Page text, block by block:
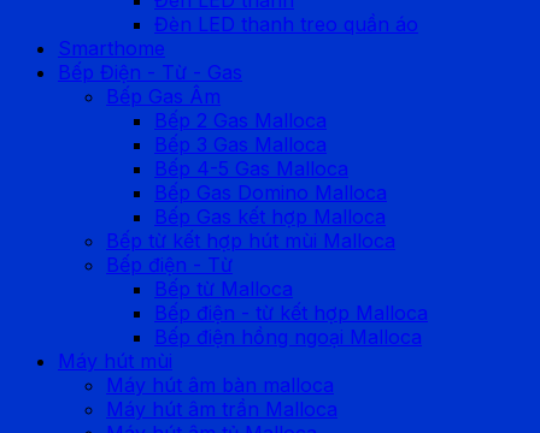
Đèn LED thanh treo quần áo
Smarthome
Bếp Điện - Từ - Gas
Bếp Gas Âm
Bếp 2 Gas Malloca
Bếp 3 Gas Malloca
Bếp 4-5 Gas Malloca
Bếp Gas Domino Malloca
Bếp Gas kết hợp Malloca
Bếp từ kết hợp hút mùi Malloca
Bếp điện - Từ
Bếp từ Malloca
Bếp điện - từ kết hợp Malloca
Bếp điện hồng ngoại Malloca
Máy hút mùi
Máy hút âm bàn malloca
Máy hút âm trần Malloca